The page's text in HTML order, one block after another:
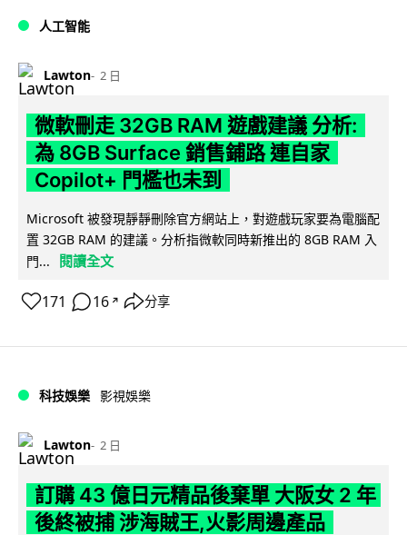
人工智能
Lawton 2 日
微軟刪走 32GB RAM 遊戲建議 分析:
為 8GB Surface 銷售鋪路 連自家
Copilot+ 門檻也未到
Microsoft 被發現靜靜刪除官方網站上，對遊戲玩家要為電腦配
置 32GB RAM 的建議。分析指微軟同時新推出的 8GB RAM 入
門...
閱讀全文
171 16 ↗ 分享
科技娛樂 影視娛樂
Lawton 2 日
訂購 43 億日元精品後棄單 大阪女 2 年
後終被捕 涉海賊王,火影周邊產品